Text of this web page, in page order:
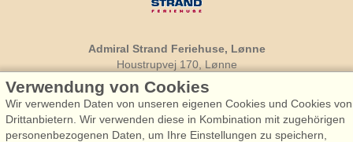
Admiral Strand Feriehuse, Lønne
Houstrupvej 170, Lønne
6830 Nørre Nebel
booking@admiralstrand.com
+45 70 60 87 78
Verwendung von Cookies
Wir verwenden Daten von unseren eigenen Cookies und Cookies von
Drittanbietern. Wir verwenden diese in Kombination mit zugehörigen
personenbezogenen Daten, um Ihre Einstellungen zu speichern,